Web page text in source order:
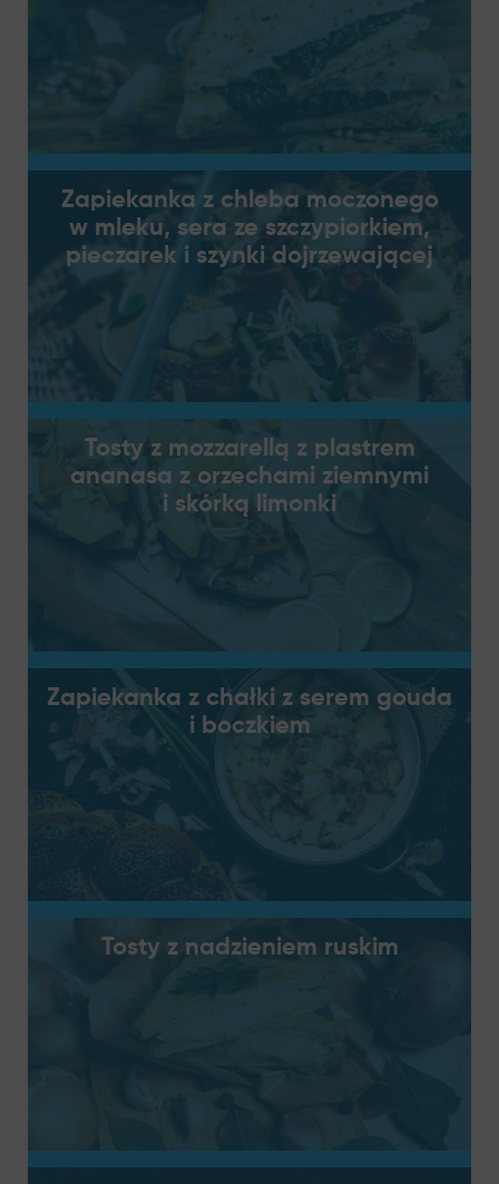
Zapiekanka z chleba moczonego
w mleku, sera ze szczypiorkiem,
pieczarek i szynki dojrzewającej
Tosty z mozzarellą z plastrem
ananasa z orzechami ziemnymi
i skórką limonki
Zapiekanka z chałki z serem gouda
i boczkiem
Tosty z nadzieniem ruskim